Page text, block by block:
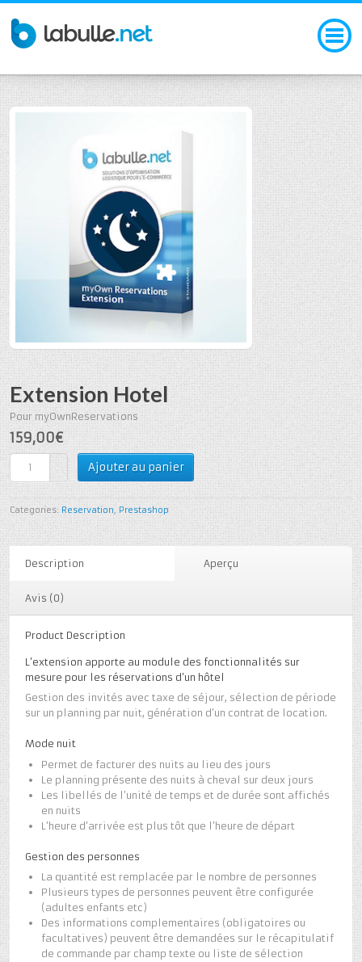
Extension Hotel
Pour myOwnReservations
159,00€
Ajouter au panier
Categories:Reservation,Prestashop
Description Aperçu
Avis (0)
Product Description
L’extension apporte au module des fonctionnalités sur
mesure pour les réservations d’un hôtel
Gestion des invités avec taxe de séjour, sélection de période
sur un planning par nuit, génération d’un contrat de location.
Mode nuit
Permet de facturer des nuits au lieu des jours
Le planning présente des nuits à cheval sur deux jours
Les libellés de l’unité de temps et de durée sont affichés
en nuits
L’heure d’arrivée est plus tôt que l’heure de départ
Gestion des personnes
La quantité est remplacée par le nombre de personnes
Plusieurs types de personnes peuvent être configurée
(adultes enfants etc)
Des informations complementaires (obligatoires ou
facultatives) peuvent être demandées sur le récapitulatif
de commande par champ texte ou liste de sélection